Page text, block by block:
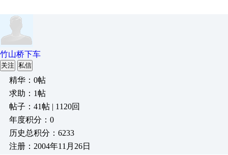
竹山桥下车
关注 私信
精华：0帖
求助：1帖
帖子：41帖 | 1120回
年度积分：0
历史总积分：6233
注册：2004年11月26日